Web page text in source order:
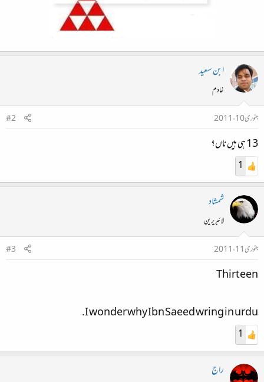
ابن سعید
خادم
جنوری 10، 2011
#2
13 ہی ہیں ناں؟
1
شمشاد
لائبریرین
جنوری 11، 2011
#3
Thirteen
I wonder why Ibn Saeed wring in urdu.
1
راج